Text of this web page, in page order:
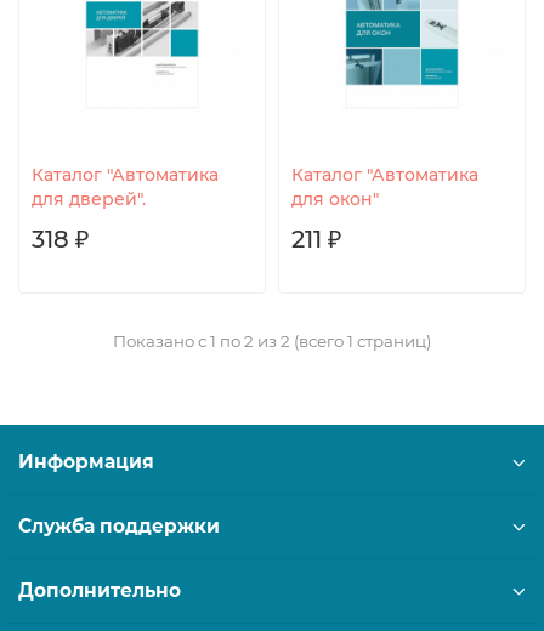
Каталог "Автоматика
для дверей".
318 ₽
Каталог "Автоматика
для окон"
211 ₽
Показано с 1 по 2 из 2 (всего 1 страниц)
Информация
Служба поддержки
Дополнительно